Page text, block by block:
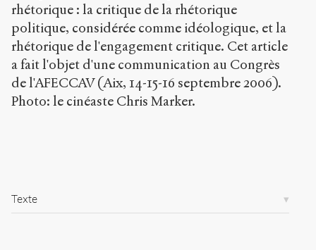
i
c
l
s
/
référence
Chicago
rhétorique : la critique de la rhétorique
politique, considérée comme idéologique, et la
rhétorique de l'engagement critique. Cet article
a fait l'objet d'une communication au Congrès
de l'AFECCAV (Aix, 14-15-16 septembre 2006).
Photo: le cinéaste Chris Marker.
Texte